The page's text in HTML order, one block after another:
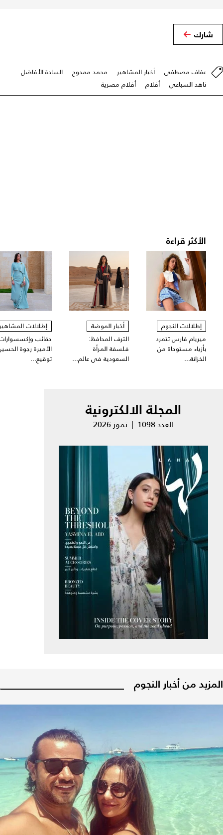
شارك
عفاف مصطفى أخبار المشاهير محمد ممدوح
السادة الأفاضل
ناهد السباعي
أفلام أفلام مصرية
الأكثر قراءة
إطلالات النجوم
ميريام فارس تتمرد
بأزياء مستوحاة من
الخزانة...
أخبار الموضة
الترف المحافظ:
فلسفة المرأة
السعودية في عالم...
إطلالات
حقائب
الأميرة رجوة
توقيع...
المجلة الالكترونية
العدد 1098 | تموز 2026
المزيد من أخبار النجوم